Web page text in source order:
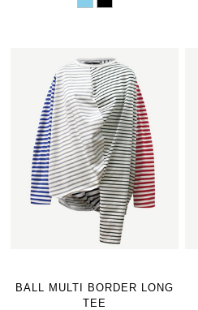
BALL MULTI BORDER LONG
TEE